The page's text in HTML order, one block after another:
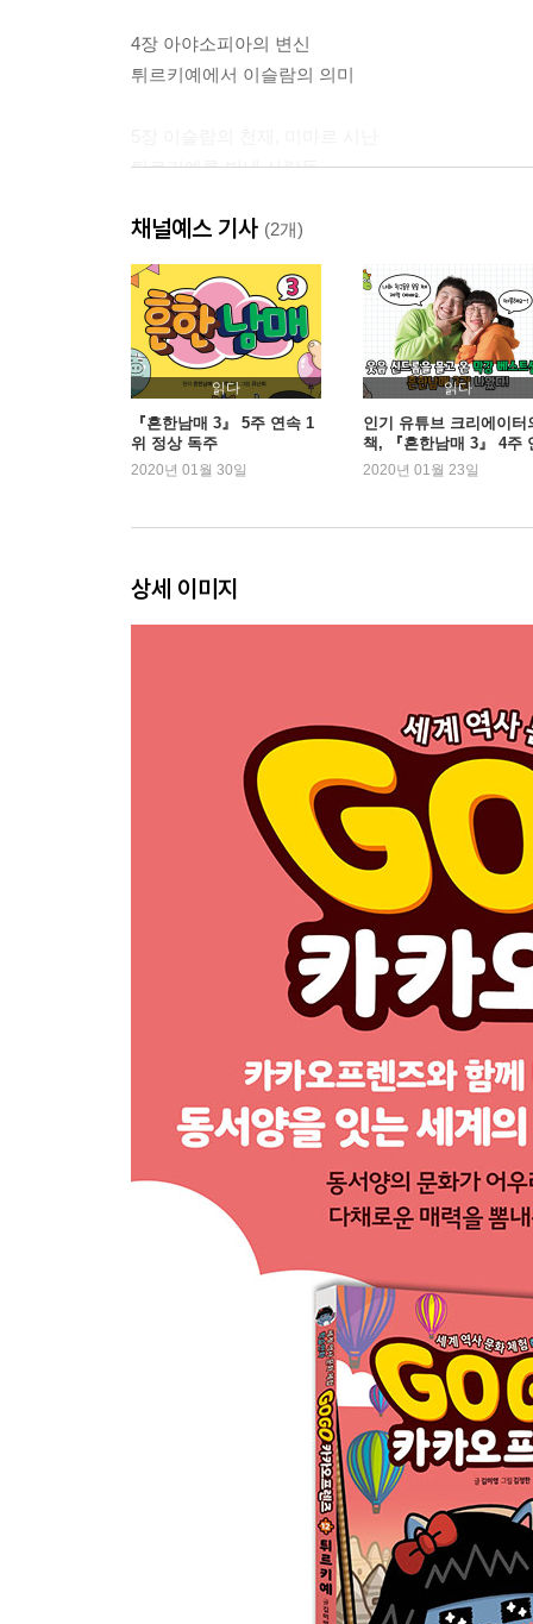
4장 아야소피아의 변신
튀르키예에서 이슬람의 의미
튀르키예를 빛낸 사람들
6장 하얀 목화의 성에서 온천을!
파묵칼레와 로마 시대의 온천
7장 튀르키예인들의 아버지
아타튀르크와 독립 전쟁
8장 퍼즐을 찾아 하늘로 Go Go!
신기한 바위가 펼쳐진 카파도키아
채널예스 기사 (2개)
읽다
『흔한남매 3』 5주 연속 1
위 정상 독주
2020년 01월 30일
읽다
인기 유튜브 크리에이터
책, 『흔한남매 3』 4주
속 1위 등극
2020년 01월 23일
상세 이미지